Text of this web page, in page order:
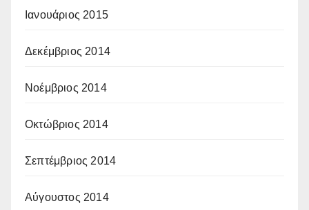
Ιανουάριος 2015
Δεκέμβριος 2014
Νοέμβριος 2014
Οκτώβριος 2014
Σεπτέμβριος 2014
Αύγουστος 2014